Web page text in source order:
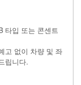
타입 또는 콘센트
고 없이 차량 및 좌
립니다.